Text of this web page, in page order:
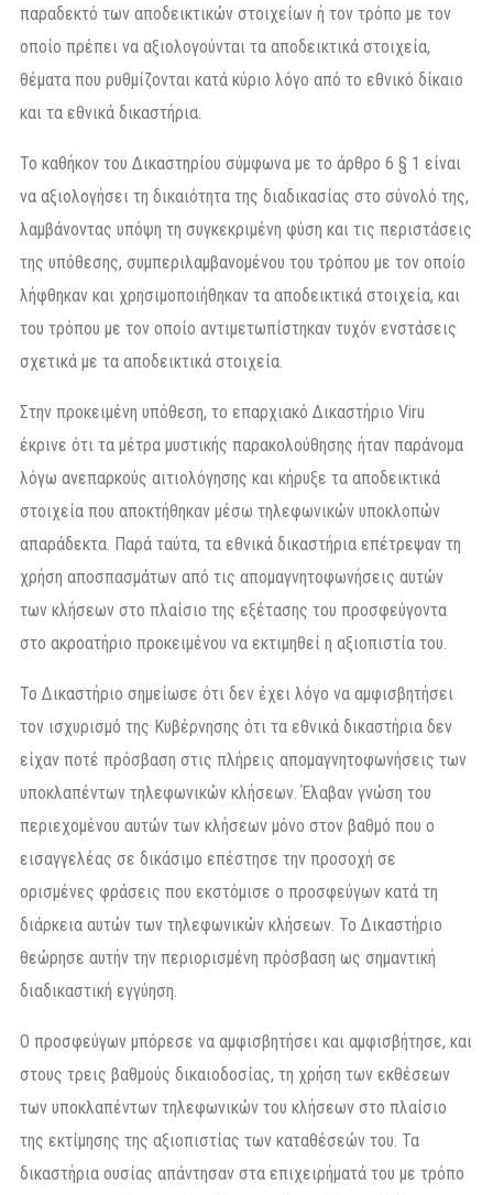
παραδεκτό των αποδεικτικών στοιχείων ή τον τρόπο με τον
οποίο πρέπει να αξιολογούνται τα αποδεικτικά στοιχεία,
θέματα που ρυθμίζονται κατά κύριο λόγο από το εθνικό δίκαιο
και τα εθνικά δικαστήρια.
Το καθήκον του Δικαστηρίου σύμφωνα με το άρθρο 6 § 1 είναι
να αξιολογήσει τη δικαιότητα της διαδικασίας στο σύνολό της,
λαμβάνοντας υπόψη τη συγκεκριμένη φύση και τις περιστάσεις
της υπόθεσης, συμπεριλαμβανομένου του τρόπου με τον οποίο
λήφθηκαν και χρησιμοποιήθηκαν τα αποδεικτικά στοιχεία, και
του τρόπου με τον οποίο αντιμετωπίστηκαν τυχόν ενστάσεις
σχετικά με τα αποδεικτικά στοιχεία.
Στην προκειμένη υπόθεση, το επαρχιακό Δικαστήριο Viru
έκρινε ότι τα μέτρα μυστικής παρακολούθησης ήταν παράνομα
λόγω ανεπαρκούς αιτιολόγησης και κήρυξε τα αποδεικτικά
στοιχεία που αποκτήθηκαν μέσω τηλεφωνικών υποκλοπών
απαράδεκτα. Παρά ταύτα, τα εθνικά δικαστήρια επέτρεψαν τη
χρήση αποσπασμάτων από τις απομαγνητοφωνήσεις αυτών
των κλήσεων στο πλαίσιο της εξέτασης του προσφεύγοντα
στο ακροατήριο προκειμένου να εκτιμηθεί η αξιοπιστία του.
Το Δικαστήριο σημείωσε ότι δεν έχει λόγο να αμφισβητήσει
τον ισχυρισμό της Κυβέρνησης ότι τα εθνικά δικαστήρια δεν
είχαν ποτέ πρόσβαση στις πλήρεις απομαγνητοφωνήσεις των
υποκλαπέντων τηλεφωνικών κλήσεων. Έλαβαν γνώση του
περιεχομένου αυτών των κλήσεων μόνο στον βαθμό που ο
εισαγγελέας σε δικάσιμο επέστησε την προσοχή σε
ορισμένες φράσεις που εκστόμισε ο προσφεύγων κατά τη
διάρκεια αυτών των τηλεφωνικών κλήσεων. Το Δικαστήριο
θεώρησε αυτήν την περιορισμένη πρόσβαση ως σημαντική
διαδικαστική εγγύηση.
Ο προσφεύγων μπόρεσε να αμφισβητήσει και αμφισβήτησε, και
στους τρεις βαθμούς δικαιοδοσίας, τη χρήση των εκθέσεων
των υποκλαπέντων τηλεφωνικών του κλήσεων στο πλαίσιο
της εκτίμησης της αξιοπιστίας των καταθέσεών του. Τα
δικαστήρια ουσίας απάντησαν στα επιχειρήματά του με τρόπο